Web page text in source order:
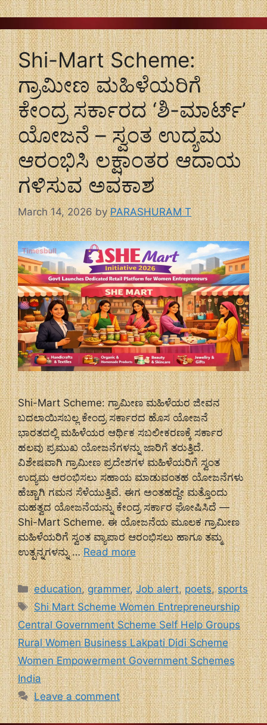
Shi-Mart Scheme:
ಗ್ರಾಮೀಣ ಮಹಿಳೆಯರಿಗೆ
ಕೇಂದ್ರ ಸರ್ಕಾರದ ‘ಶಿ-ಮಾರ್ಟ್’
ಯೋಜನೆ – ಸ್ವಂತ ಉದ್ಯಮ
ಆರಂಭಿಸಿ ಲಕ್ಷಾಂತರ ಆದಾಯ
ಗಳಿಸುವ ಅವಕಾಶ
March 14, 2026 byPARASHURAM T
Shi-Mart Scheme: ಗ್ರಾಮೀಣ ಮಹಿಳೆಯರ ಜೀವನ
ಬದಲಾಯಿಸಬಲ್ಲ ಕೇಂದ್ರ ಸರ್ಕಾರದ ಹೊಸ ಯೋಜನೆ
ಭಾರತದಲ್ಲಿ ಮಹಿಳೆಯರ ಆರ್ಥಿಕ ಸಬಲೀಕರಣಕ್ಕೆ ಸರ್ಕಾರ
ಹಲವು ಪ್ರಮುಖ ಯೋಜನೆಗಳನ್ನು ಜಾರಿಗೆ ತರುತ್ತಿದೆ.
ವಿಶೇಷವಾಗಿ ಗ್ರಾಮೀಣ ಪ್ರದೇಶಗಳ ಮಹಿಳೆಯರಿಗೆ ಸ್ವಂತ
ಉದ್ಯಮ ಆರಂಭಿಸಲು ಸಹಾಯ ಮಾಡುವಂತಹ ಯೋಜನೆಗಳು
ಹೆಚ್ಚಾಗಿ ಗಮನ ಸೆಳೆಯುತ್ತಿವೆ. ಈಗ ಅಂತಹದ್ದೇ ಮತ್ತೊಂದು
ಮಹತ್ವದ ಯೋಜನೆಯನ್ನು ಕೇಂದ್ರ ಸರ್ಕಾರ ಘೋಷಿಸಿದೆ —
Shi-Mart Scheme. ಈ ಯೋಜನೆಯ ಮೂಲಕ ಗ್ರಾಮೀಣ
ಮಹಿಳೆಯರಿಗೆ ಸ್ವಂತ ವ್ಯಾಪಾರ ಆರಂಭಿಸಲು ಹಾಗೂ ತಮ್ಮ
ಉತ್ಪನ್ನಗಳನ್ನು …Read more
Categories
education,grammer,Job alert,poets,sports
Tags
Shi Mart Scheme Women Entrepreneurship
Central Government Scheme Self Help Groups
Rural Women Business Lakpati Didi Scheme
Women Empowerment Government Schemes
India
Leave a comment